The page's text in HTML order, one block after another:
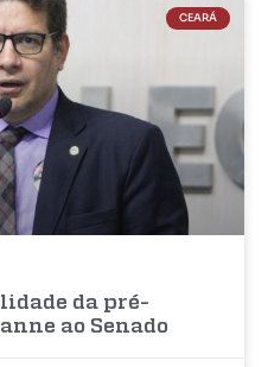
CEARÁ
da pré-
ao Senado